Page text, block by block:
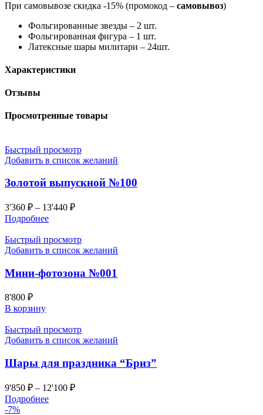
При самовывозе скидка -15% (промокод – самовывоз)
Фольгированные звезды – 2 шт.
Фольгированная фигура – 1 шт.
Латексные шары милитари – 24шт.
Характеристики
Отзывы
Просмотренные товары
Быстрый просмотр
Добавить в список желаний
Золотой выпускной №100
3'360 ₽ – 13'440 ₽
Подробнее
Быстрый просмотр
Добавить в список желаний
Мини-фотозона №001
8'800 ₽
В корзину
Быстрый просмотр
Добавить в список желаний
Шары для праздника “Бриз”
9'850 ₽ – 12'100 ₽
Подробнее
-7%